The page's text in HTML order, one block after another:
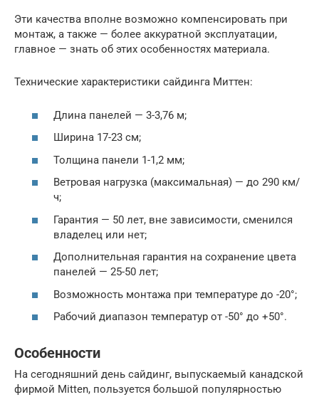
Эти качества вполне возможно компенсировать при
монтаж, а также — более аккуратной эксплуатации,
главное — знать об этих особенностях материала.
Технические характеристики сайдинга Миттен:
Длина панелей — 3-3,76 м;
Ширина 17-23 см;
Толщина панели 1-1,2 мм;
Ветровая нагрузка (максимальная) — до 290 км/
ч;
Гарантия — 50 лет, вне зависимости, сменился
владелец или нет;
Дополнительная гарантия на сохранение цвета
панелей — 25-50 лет;
Возможность монтажа при температуре до -20°;
Рабочий диапазон температур от -50° до +50°.
Особенности
На сегодняшний день сайдинг, выпускаемый канадской
фирмой Mitten, пользуется большой популярностью